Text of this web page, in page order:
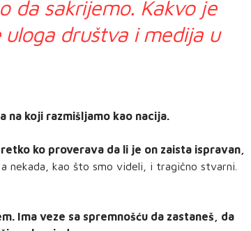
da sakrijemo. Kakvo je
društva i medija u
na koji razmišljamo kao nacija.
ko proverava da li je on zaista ispravan,
nekada, kao što smo videli, i tragično stvarni.
Ima veze sa spremnošću da zastaneš, da